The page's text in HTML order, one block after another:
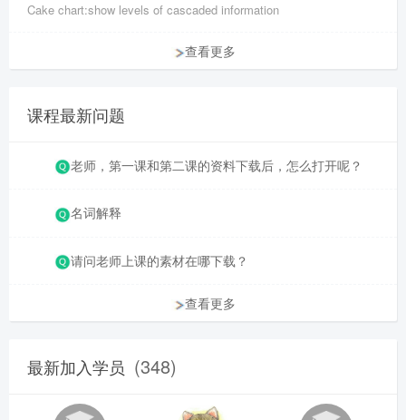
Cake chart:show levels of cascaded information
查看更多
课程最新问题
老师，第一课和第二课的资料下载后，怎么打开呢？
名词解释
请问老师上课的素材在哪下载？
查看更多
最新加入学员 (348)